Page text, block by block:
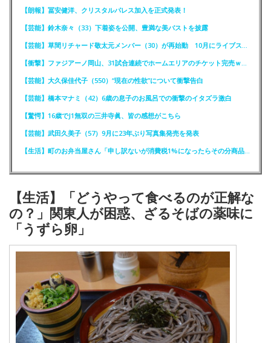
【朗報】冨安健洋、クリスタルパレス加入を正式発表！
【芸能】鈴木奈々（33）下着姿を公開、豊満な美バストを披露
【芸能】草間リチャード敬太元メンバー（30）が再始動 10月にライブステージに出演へ
【衝撃】ファジアーノ岡山、31試合連続でホームエリアのチケット完売ｗｗｗｗ
【芸能】大久保佳代子（550）“現在の性欲”について衝撃告白
【芸能】橋本マナミ（42）6歳の息子のお風呂での衝撃のイタズラ激白
【驚愕】16歳でJ1無双の三井寺眞、皆の感想がこちら
【芸能】武田久美子（57）9月に23年ぶり写真集発売を発表
【生活】町のお弁当屋さん「申し訳ないが消費税1%になったらその分商品代を値上げするわ」
【生活】「どうやって食べるのが正解な
の？」関東人が困惑、ざるそばの薬味に
「うずら卵」